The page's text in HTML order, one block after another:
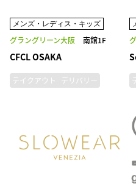
メンズ・レディス・キッズ
グラングリーン大阪 南館1F
CFCL OSAKA
テイクアウト デリバリー